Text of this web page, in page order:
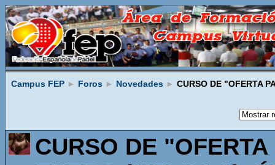
Campus FEP ► Foros ► Novedades ► CURSO DE "OFERTA
CURSO DE